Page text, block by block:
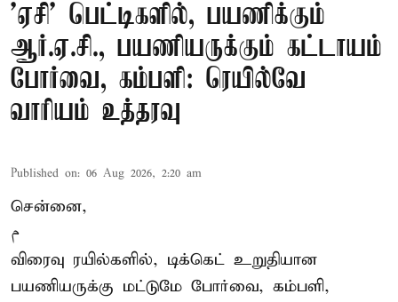
'ஏசி' பெட்டிகளில், பயணிக்கும்
ஆர்.ஏ.சி., பயணியருக்கும் கட்டாயம்
போர்வை, கம்பளி: ரெயில்வே
வாரியம் உத்தரவு
Published on: 06 Aug 2026, 2:20 am
சென்னை,
م
விரைவு ரயில்களில், டிக்கெட் உறுதியான
பயணியருக்கு மட்டுமே போர்வை, கம்பளி,